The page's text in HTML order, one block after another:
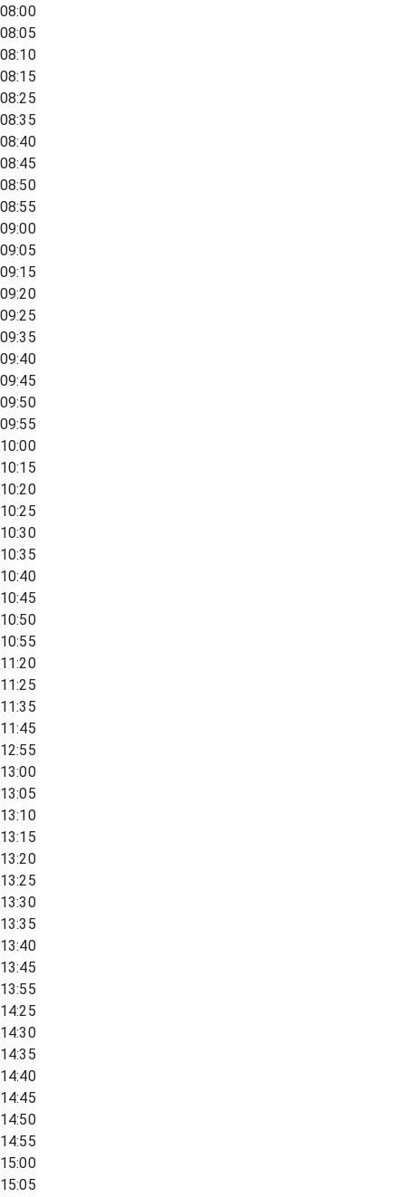
08:00
08:05
08:10
08:15
08:25
08:35
08:40
08:45
08:50
08:55
09:00
09:05
09:15
09:20
09:25
09:35
09:40
09:45
09:50
09:55
10:00
10:15
10:20
10:25
10:30
10:35
10:40
10:45
10:50
10:55
11:20
11:25
11:35
11:45
12:55
13:00
13:05
13:10
13:15
13:20
13:25
13:30
13:35
13:40
13:45
13:55
14:25
14:30
14:35
14:40
14:45
14:50
14:55
15:00
15:05